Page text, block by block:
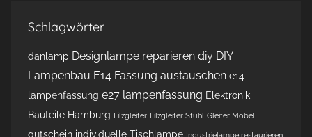
Schlagwörter
danlamp Designlampe reparieren diy DIY
Lampenbau E14 Fassung austauschen e14
lampenfassung e27 lampenfassung Elektronik
Bauteile Hamburg Filzgleiter Filzgleiter Stuhl Gleiter Möbel
gutschein individuelle Tischlampe Industrielampe restaurieren